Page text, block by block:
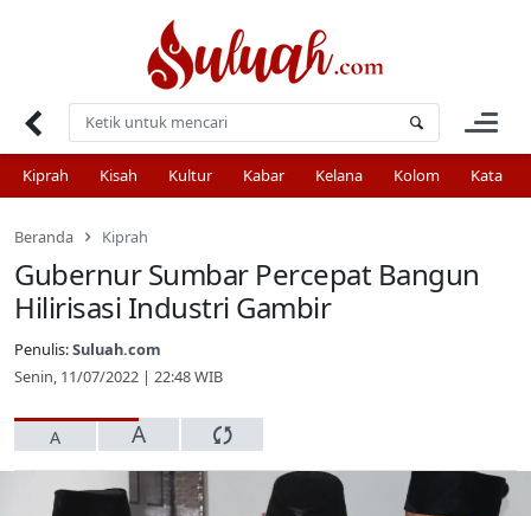
Kiprah Kisah Kultur Kabar Kelana Kolom Kata
Beranda Kiprah
Gubernur Sumbar Percepat Bangun
Hilirisasi Industri Gambir
Penulis:Suluah.com
Senin, 11/07/2022 | 22:48 WIB
A A